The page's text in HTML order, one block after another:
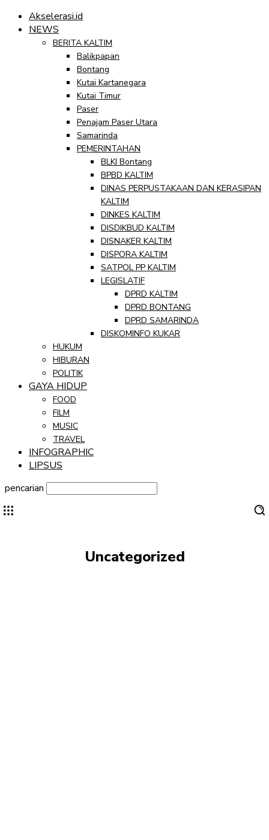
Akselerasi.id
NEWS
BERITA KALTIM
Balikpapan
Bontang
Kutai Kartanegara
Kutai Timur
Paser
Penajam Paser Utara
Samarinda
PEMERINTAHAN
BLKI Bontang
BPBD KALTIM
DINAS PERPUSTAKAAN DAN KERASIPAN
KALTIM
DINKES KALTIM
DISDIKBUD KALTIM
DISNAKER KALTIM
DISPORA KALTIM
SATPOL PP KALTIM
LEGISLATIF
DPRD KALTIM
DPRD BONTANG
DPRD SAMARINDA
DISKOMINFO KUKAR
HUKUM
HIBURAN
POLITIK
GAYA HIDUP
FOOD
FILM
MUSIC
TRAVEL
INFOGRAPHIC
LIPSUS
pencarian
Uncategorized